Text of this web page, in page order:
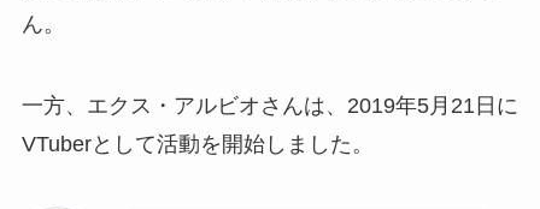
ん。
一方、エクス・アルビオさんは、2019年5月21日に
VTuberとして活動を開始しました。